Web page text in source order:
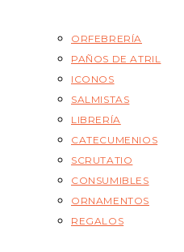
ORFEBRERÍA
PAÑOS DE ATRIL
ICONOS
SALMISTAS
LIBRERÍA
CATECUMENIOS
SCRUTATIO
CONSUMIBLES
ORNAMENTOS
REGALOS